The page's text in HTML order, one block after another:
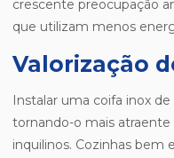
crescente preocupação
que utilizam menos
Valorização
Instalar uma coifa inox
tornando-o mais atraente
inquilinos. Cozinhas bem